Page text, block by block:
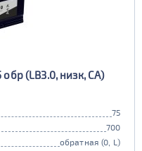
обр (LB3.0, низк, CA)
75
700
обратная (0, L)